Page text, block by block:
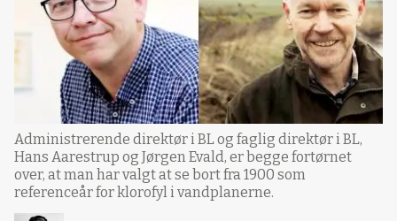
Administrerende direktør i BL og faglig direktør i BL,
Hans Aarestrup og Jørgen Evald, er begge fortørnet
over, at man har valgt at se bort fra 1900 som
referenceår for klorofyl i vandplanerne.